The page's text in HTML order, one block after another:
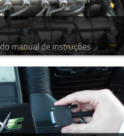
manual de instruções